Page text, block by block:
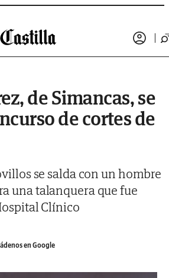
de Simancas, se
de cortes de
se salda con un hombre
una talanquera que fue
Clínico
en Google